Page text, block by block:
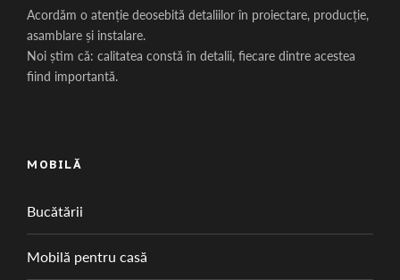
Acordăm o atenție deosebită detaliilor în proiectare, producție,
asamblare și instalare.
Noi știm că: calitatea constă în detalii, fiecare dintre acestea
fiind importantă.
MOBILĂ
Bucătării
Mobilă pentru casă